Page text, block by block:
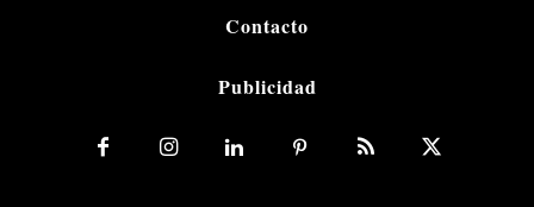
Contacto
Publicidad